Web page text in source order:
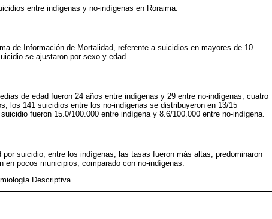
entre indígenas y no-indígenas en Roraima.
de Información de Mortalidad, referente a suicidios en mayores de 10
se ajustaron por sexo y edad.
de edad fueron 24 años entre indígenas y 29 entre no-indígenas; cuatro
los 141 suicidios entre los no-indígenas se distribuyeron en 13/15
fueron 15.0/100.000 entre indígena y 8.6/100.000 entre no-indígena.
suicidio; entre los indígenas, las tasas fueron más altas, predominaron
pocos municipios, comparado con no-indígenas.
Descriptiva